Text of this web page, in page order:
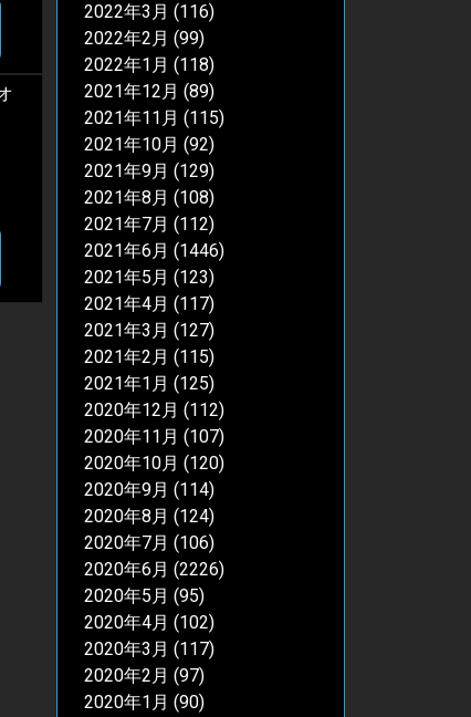
2022年3月 (116)
2022年2月 (99)
2022年1月 (118)
2021年12月 (89)
2021年11月 (115)
2021年10月 (92)
2021年9月 (129)
2021年8月 (108)
2021年7月 (112)
2021年6月 (1446)
2021年5月 (123)
2021年4月 (117)
2021年3月 (127)
2021年2月 (115)
2021年1月 (125)
2020年12月 (112)
2020年11月 (107)
2020年10月 (120)
2020年9月 (114)
2020年8月 (124)
2020年7月 (106)
2020年6月 (2226)
2020年5月 (95)
2020年4月 (102)
2020年3月 (117)
2020年2月 (97)
2020年1月 (90)